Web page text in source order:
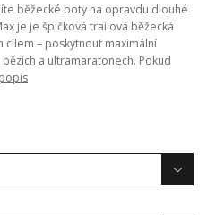
běžecké boty na opravdu dlouhé
je je špičková trailová běžecká
cílem – poskytnout maximální
a ultramaratonech. Pokud